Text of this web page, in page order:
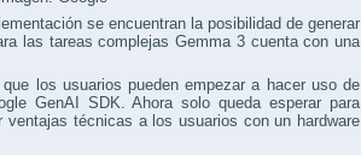
se encuentran la posibilidad de generar
las tareas complejas Gemma 3 cuenta con una
los usuarios pueden empezar a hacer uso de
GenAI SDK. Ahora solo queda esperar para
técnicas a los usuarios con un hardware